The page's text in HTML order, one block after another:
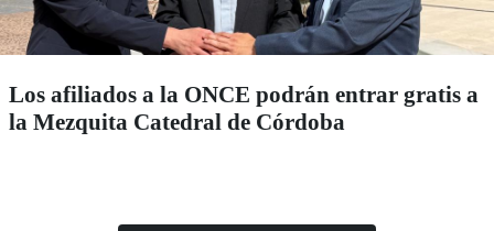
Los afiliados a la ONCE podrán entrar gratis a
la Mezquita Catedral de Córdoba